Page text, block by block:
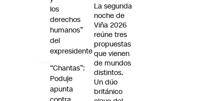
La segunda
noche de
Viña 2026
reúne tres
propuestas
que vienen
de mundos
distintos.
Un dúo
británico
los
derechos
humanos”
del
expresidente
“Chantas”:
Poduje
apunta